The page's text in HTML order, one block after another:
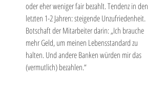
oder eher weniger fair bezahlt. Tendenz in den
letzten 1-2 Jahren: steigende Unzufriedenheit.
Botschaft der Mitarbeiter darin: „Ich brauche
mehr Geld, um meinen Lebensstandard zu
halten. Und andere Banken würden mir das
(vermutlich) bezahlen.“